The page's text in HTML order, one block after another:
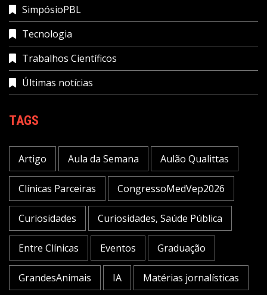
SimpósioPBL
Tecnologia
Trabalhos Científicos
Últimas notícias
TAGS
Artigo Aula da Semana Aulão Qualittas
Clínicas Parceiras CongressoMedVep2026
Curiosidades Curiosidades, Saúde Pública
Entre Clínicas Eventos Graduação
GrandesAnimais IA Matérias jornalísticas